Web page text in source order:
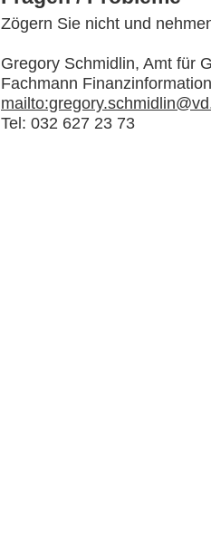
Zögern Sie nicht und
Gregory Schmidlin, Amt für
Fachmann
Tel: 032 627 23 73